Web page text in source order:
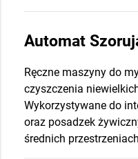
Automat
Ręczne maszyny do
czyszczenia
Wykorzystywane do
oraz posadzek
średnich